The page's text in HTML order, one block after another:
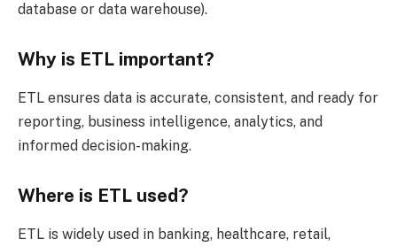
database or data warehouse).
Why is ETL important?
ETL ensures data is accurate, consistent, and ready for
reporting, business intelligence, analytics, and
informed decision-making.
Where is ETL used?
ETL is widely used in banking, healthcare, retail,